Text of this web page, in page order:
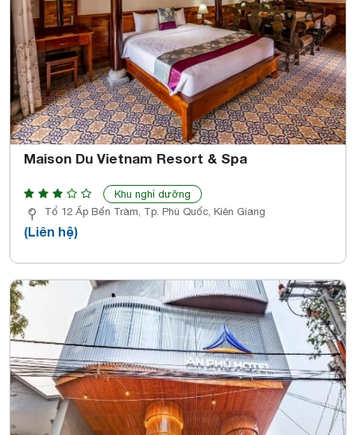
Maison Du Vietnam Resort & Spa
Khu nghỉ dưỡng
Tổ 12 Ấp Bến Tràm, Tp. Phú Quốc, Kiên Giang
(Liên hệ)